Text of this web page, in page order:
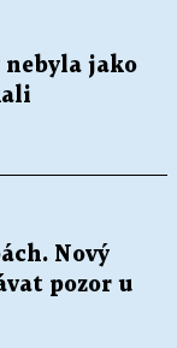
jako
Nový
pozor u